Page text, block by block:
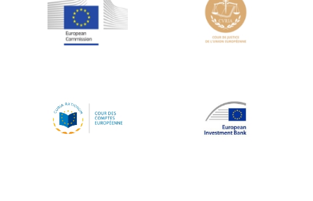
Jean-Louis Schiltz
Jean-Victor Louis
Johnny Åkerholm